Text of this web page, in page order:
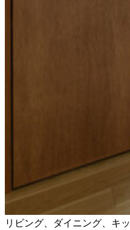
リビング、ダイニング、キ